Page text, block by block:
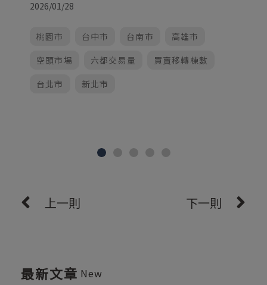
2026/01/28
桃園市 台中市 台南市
高雄市
空頭市場
六都交易量
買賣移轉棟數
台北市
新北市
上一則 下一則
最新文章 New